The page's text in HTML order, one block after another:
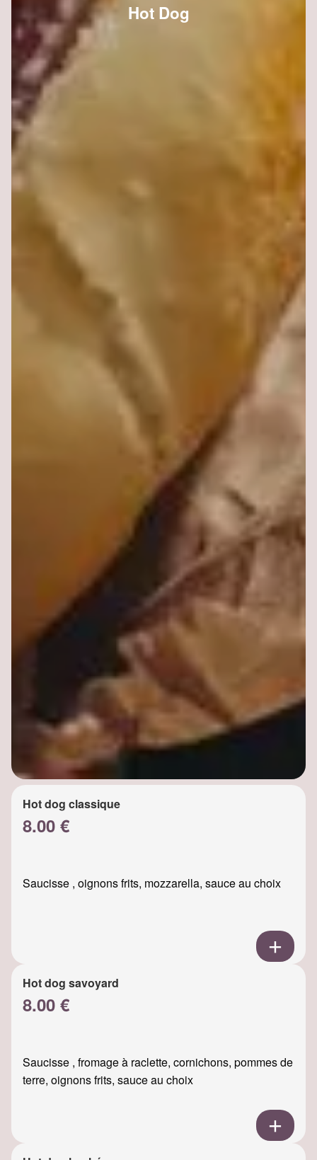
Hot Dog
Hot dog classique
8.00 €
Saucisse , oignons frits, mozzarella, sauce au choix
Hot dog savoyard
8.00 €
Saucisse , fromage à raclette, cornichons, pommes de
terre, oignons frits, sauce au choix